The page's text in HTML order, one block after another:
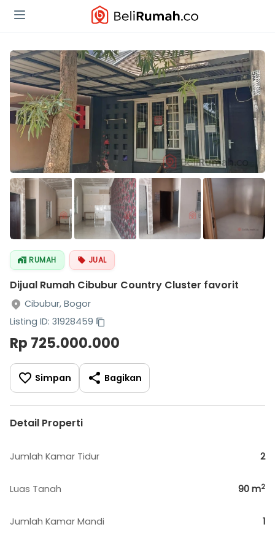
RUMAH JUAL
Dijual Rumah Cibubur Country Cluster favorit
Cibubur, Bogor
Listing ID: 31928459
Rp 725.000.000
Simpan Bagikan
Detail Properti
Jumlah Kamar Tidur 2
Luas Tanah 90 m2
Jumlah Kamar Mandi 1